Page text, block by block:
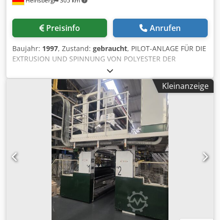
Preisinfo Anrufen
Baujahr: 1997, Zustand: gebraucht, PILOT-ANLAGE FÜR DIE
EXTRUSION UND SPINNUNG VON POLYESTER DER
HAUPTTEIL WURDE VON FOURNE IM JAHRE 1997 FÜR DSM
ENTWICKELT, UM VERSUCHE MIT POLYESTER UND
POLYAMIDEN, MONO- UND MULTIFILAMENTEN,
DURCHZUFÜHREN. >> EXTRUDER-DETAILS: HERSTELLER:
FEP POLYMER BAUJAHR: 1997 TYP: EX 25 - 25 D MAX.
FÖRDERMENGE: CA. 7,0 KG/H (PA6), CA. 5,6 KG/H (PP) : CA.
8,2 KG/H (PET) NOMINALE SCHNECKENDURCHMESSER: 25
MM SCHNECKENLÄNGE: 25 X D SCHNECKENGEOMETRIE:
SPEZIELLE 3-ZONEN-SCHNECKE Csdpfx Abezl Hz Nerorf
MISCHTORPEDO: AUSTAUSCHBAR, AM SCHNECKENENDE
BEFESTIGT, CA. 3 X D LANG HEIZLEISTUNG: CA. 3,2 KW / 4
ZONEN ANTRIEB: CA. 4,5 KW, AS-MOTOR MIT
SCHNECKENGETRIEBE ELEKTRISCH BEHEIZT UND BIS MAX.
350 °C REGULIERBAR, AUSGESTATTET MIT 3 TEMPERATUR-
ÜBERWACHUNGSSENSOREN,
Kleinanzeige